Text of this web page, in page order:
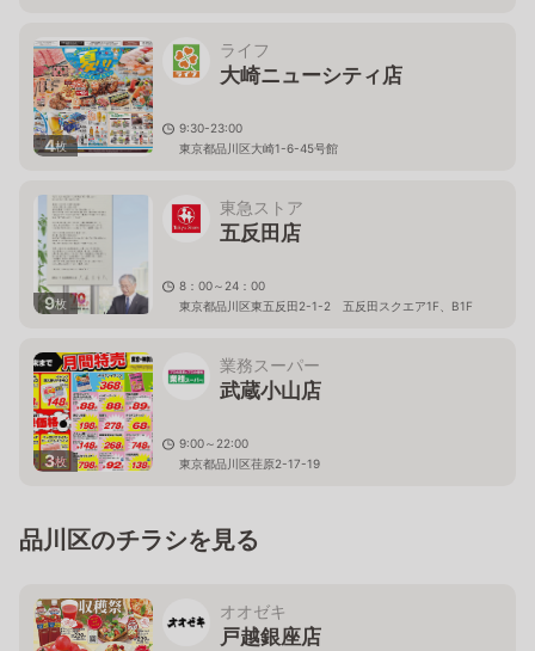
4枚
ライフ
大崎ニューシティ店
9:30-23:00
東京都品川区大崎1-6-45号館
9枚
東急ストア
五反田店
8：00～24：00
東京都品川区東五反田2-1-2 五反田スクエア1F、B1F
3枚
業務スーパー
武蔵小山店
9:00～22:00
東京都品川区荏原2-17-19
品川区のチラシを見る
オオゼキ
戸越銀座店